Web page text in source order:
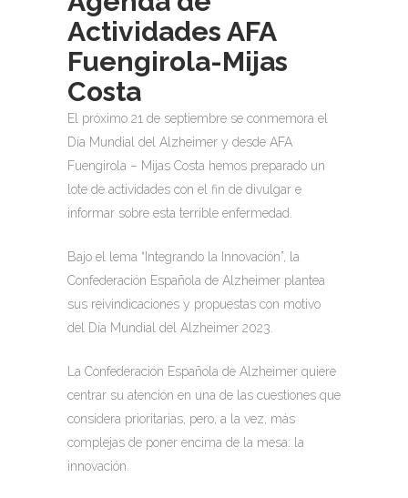
Actividades AFA
Fuengirola-Mijas
Costa
El próximo 21 de septiembre se conmemora el
Día Mundial del Alzheimer y desde AFA
Fuengirola – Mijas Costa hemos preparado un
lote de actividades con el fin de divulgar e
informar sobre esta terrible enfermedad.
Bajo el lema “Integrando la Innovación”, la
Confederación Española de Alzheimer plantea
sus reivindicaciones y propuestas con motivo
del Día Mundial del Alzheimer 2023.
La Confederación Española de Alzheimer quiere
centrar su atención en una de las cuestiones que
considera prioritarias, pero, a la vez, más
complejas de poner encima de la mesa: la
innovación.